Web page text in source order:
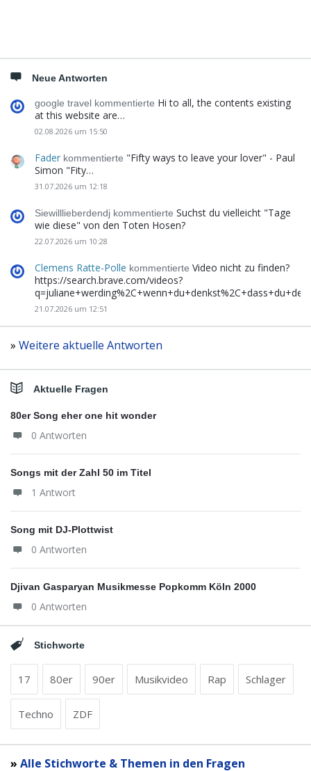
Neue Antworten
google travel kommentierte Hi to all, the contents existing
at this website are…
02.08.2026 um 15:50
Fader kommentierte "Fifty ways to leave your lover" - Paul
Simon "Fity…
31.07.2026 um 12:18
Siewilllieberdendj kommentierte Suchst du vielleicht "Tage
wie diese" von den Toten Hosen?
22.07.2026 um 10:28
Clemens Ratte-Polle kommentierte Video nicht zu finden?
https://search.brave.com/videos?
21.07.2026 um 12:51
» Weitere aktuelle Antworten
Aktuelle Fragen
80er Song eher one hit wonder
0 Antworten
Songs mit der Zahl 50 im Titel
1 Antwort
Song mit DJ-Plottwist
0 Antworten
Djivan Gasparyan Musikmesse Popkomm Köln 2000
0 Antworten
Stichworte
17 80er 90er Musikvideo Rap Schlager
Techno ZDF
» Alle Stichworte & Themen in den Fragen